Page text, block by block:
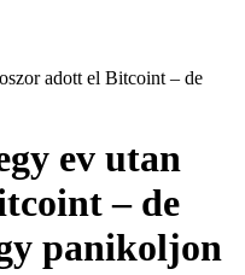
adott el Bitcoint – de
ev utan
– de
panikoljon